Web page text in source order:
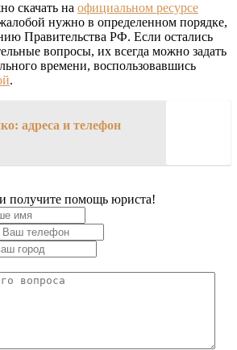
скачать на официальном ресурсе
нужно в определенном порядке,
Правительства РФ. Если остались
вопросы, их всегда можно задать
времени, воспользовавшись
.
адреса и телефон
получите помощь юриста!